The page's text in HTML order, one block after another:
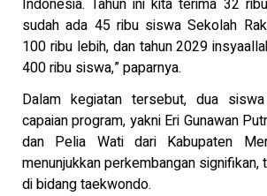
Indonesia. Tahun ini kita terima 32
sudah ada 45 ribu siswa Sekolah
100 ribu lebih, dan tahun 2029
400 ribu siswa,” paparnya.
Dalam kegiatan tersebut, dua
capaian program, yakni Eri Gunawan
dan Pelia Wati dari Kabupaten
menunjukkan perkembangan
di bidang taekwondo.